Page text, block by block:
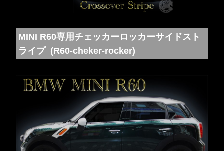
MINI R60専用チェッカーロッカーサイドスト
ライプ (R60-cheker-rocker)